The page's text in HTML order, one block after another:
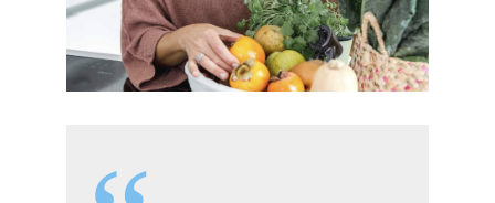
LOGIN
Carrinho